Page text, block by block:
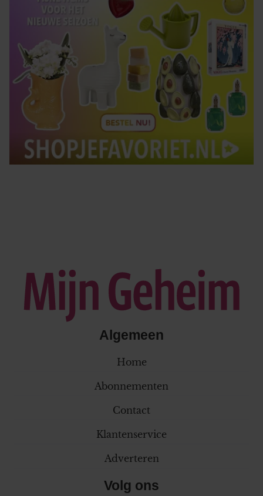
Algemeen
Home
Abonnementen
Contact
Klantenservice
Adverteren
Volg ons